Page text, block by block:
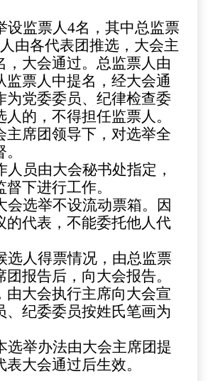
设监票人4名，其中总监票
由各代表团推选，大会主
，大会通过。总监票人由
监票人中提名，经大会通
为党委委员、纪律检查委
人的，不得担任监票人。
主席团领导下，对选举全
人员由大会秘书处指定，
下进行工作。
会选举不设流动票箱。因
的代表，不能委托他人代
选人得票情况，由总监票
团报告后，向大会报告。
由大会执行主席向大会宣
、纪委委员按姓氏笔画为
选举办法由大会主席团提
大会通过后生效。